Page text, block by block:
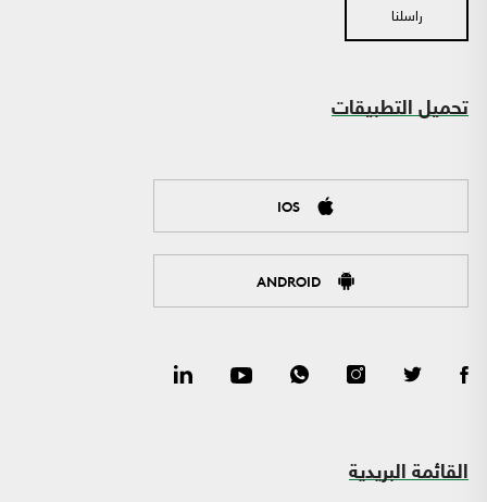
راسلنا
تحميل التطبيقات
IOS
ANDROID
القائمة البريدية